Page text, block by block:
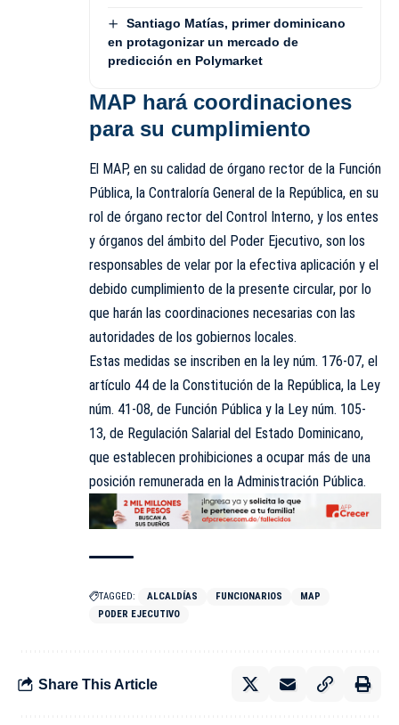
Santiago Matías, primer dominicano
en protagonizar un mercado de
predicción en Polymarket
MAP hará coordinaciones
para su cumplimiento
El MAP, en su calidad de órgano rector de la Función
Pública, la Contraloría General de la República, en su
rol de órgano rector del Control Interno, y los entes
y órganos del ámbito del Poder Ejecutivo, son los
responsables de velar por la efectiva aplicación y el
debido cumplimiento de la presente circular, por lo
que harán las coordinaciones necesarias con las
autoridades de los gobiernos locales.
Estas medidas se inscriben en la ley núm. 176-07, el
artículo 44 de la Constitución de la República, la Ley
núm. 41-08, de Función Pública y la Ley núm. 105-
13, de Regulación Salarial del Estado Dominicano,
que establecen prohibiciones a ocupar más de una
posición remunerada en la Administración Pública.
TAGGED: ALCALDÍAS FUNCIONARIOS
MAP
PODER EJECUTIVO
Share This Article